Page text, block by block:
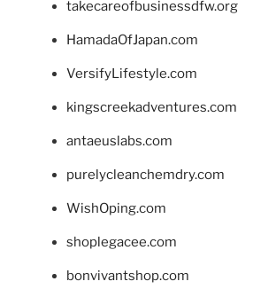
takecareofbusinessdfw.org
HamadaOfJapan.com
VersifyLifestyle.com
kingscreekadventures.com
antaeuslabs.com
purelycleanchemdry.com
WishOping.com
shoplegacee.com
bonvivantshop.com